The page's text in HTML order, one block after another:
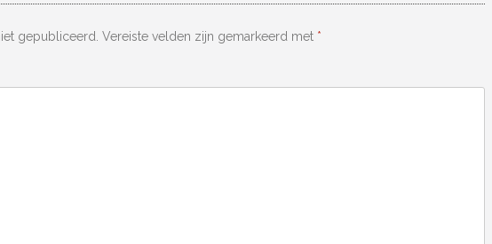
gepubliceerd. Vereiste velden zijn gemarkeerd met *